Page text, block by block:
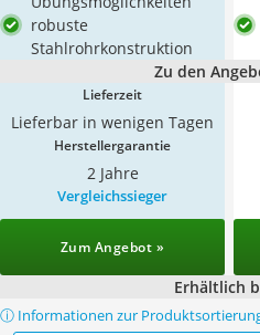
robuste
Stahlrohrkonstruktion
Zu den
Lieferzeit
Lieferbar in wenigen Tagen
Herstellergarantie
2 Jahre
Vergleichssieger
Zum Angebot »
Erhältlich
ⓘ Informationen zur